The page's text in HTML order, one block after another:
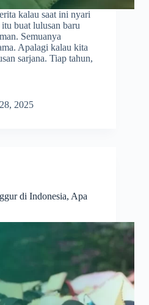
kalau saat ini nyari
buat lulusan baru
Semuanya
Apalagi kalau kita
sarjana. Tiap tahun,
2025
di Indonesia, Apa